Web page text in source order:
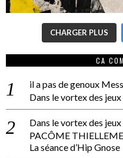
CHARGER PLUS
CA
il a pas de genoux
Dans le vortex des
Dans le vortex des
PACÔME
La séance d’Hip Gnose